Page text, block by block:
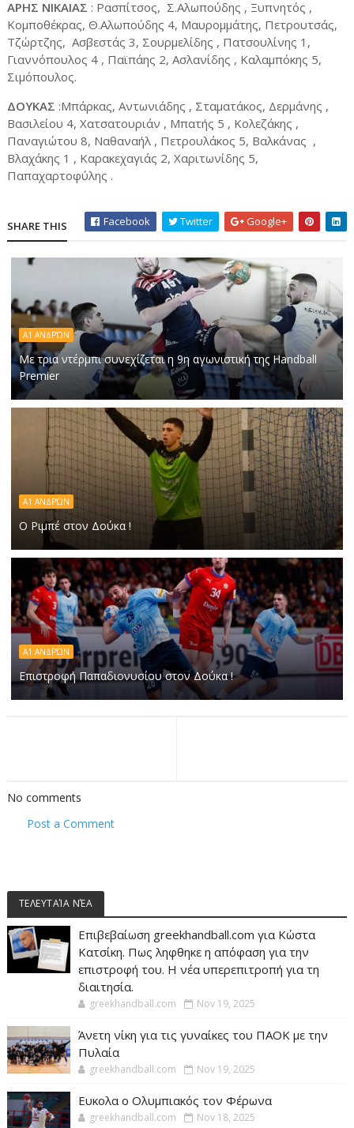
ΑΡΗΣ ΝΙΚΑΙΑΣ : Ρασπίτσος, Σ.Αλωπούδης , Ξυπνητός ,
Κομποθέκρας, Θ.Αλωπούδης 4, Μαυρομμάτης, Πετρουτσάς,
Τζώρτζης, Ασβεστάς 3, Σουρμελίδης , Πατσουλίνης 1,
Γιαννόπουλος 4 , Παϊπάης 2, Ασλανίδης , Καλαμπόκης 5,
Σιμόπουλος.
ΔΟΥΚΑΣ :Μπάρκας, Αντωνιάδης , Σταματάκος, Δερμάνης ,
Βασιλείου 4, Χατσατουριάν , Μπατής 5 , Κολεζάκης ,
Παναγιώτου 8, Ναθαναήλ , Πετρουλάκος 5, Βαλκάνας ,
Βλαχάκης 1 , Καρακεχαγιάς 2, Χαριτωνίδης 5,
Παπαχαρτοφύλης .
SHARE THIS Facebook Twitter Google+
A1 ΑΝΔΡΏΝ
Με τρια ντέρμπι συνεχίζεται η 9η αγωνιστική της Handball
Premier
Α1 ΑΝΔΡΏΝ
Ο Ριμπέ στον Δούκα !
Α1 ΑΝΔΡΏΝ
Επιστροφή Παπαδιονυσίου στον Δούκα !
No comments
Post a Comment
ΤΕΛΕΥΤΑΊΑ ΝΈΑ
Επιβεβαίωση greekhandball.com για Κώστα
Κατσίκη. Πως ληφθηκε η απόφαση για την
επιστροφή του. Η νέα υπερεπιτροπή για τη
διαιτησία.
greekhandball.com Nov 19, 2025
Άνετη νίκη για τις γυναίκες του ΠΑΟΚ με την
Πυλαία
greekhandball.com Nov 19, 2025
Ευκολα ο Ολυμπιακός τον Φέρωνα
greekhandball.com Nov 18, 2025